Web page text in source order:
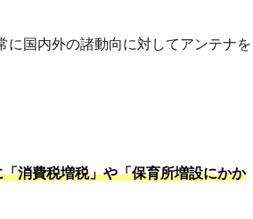
に国内外の諸動向に対してアンテナを
消費税増税」や「保育所増設にかか